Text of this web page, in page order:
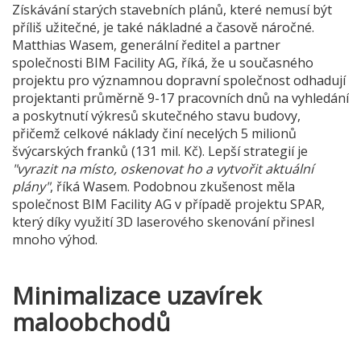
Získávání starých stavebních plánů, které nemusí být
příliš užitečné, je také nákladné a časově náročné.
Matthias Wasem, generální ředitel a partner
společnosti BIM Facility AG, říká, že u současného
projektu pro významnou dopravní společnost odhadují
projektanti průměrně 9-17 pracovních dnů na vyhledání
a poskytnutí výkresů skutečného stavu budovy,
přičemž celkové náklady činí necelých 5 milionů
švýcarských franků (131 mil. Kč). Lepší strategií je
"vyrazit na místo, oskenovat ho a vytvořit aktuální
plány", říká Wasem. Podobnou zkušenost měla
společnost BIM Facility AG v případě projektu SPAR,
který díky využití 3D laserového skenování přinesl
mnoho výhod.
Minimalizace uzavírek
maloobchodů